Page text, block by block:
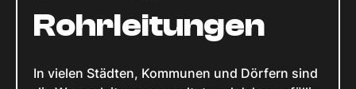
Rohrleitungen
In vielen Städten, Kommunen und Dörfern sind